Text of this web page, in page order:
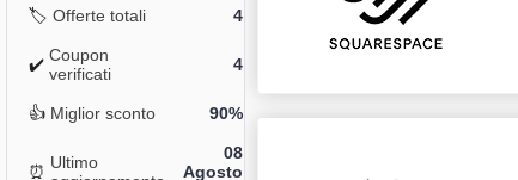
🏷️ Offerte totali 4
✔️ Coupon
verificati
4
👍 Miglior sconto 90%
⏰ Ultimo
08
Agosto